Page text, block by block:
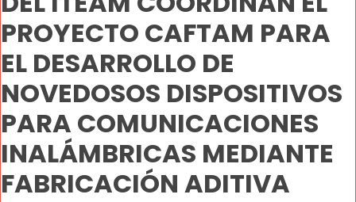
PROYECTO CAFTAM PARA
EL DESARROLLO DE
NOVEDOSOS DISPOSITIVOS
PARA COMUNICACIONES
INALÁMBRICAS MEDIANTE
FABRICACIÓN ADITIVA